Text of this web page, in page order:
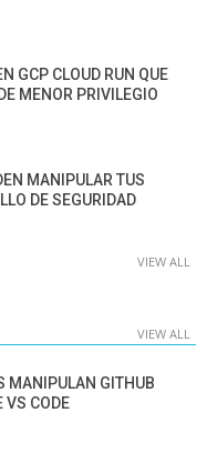
GCP CLOUD RUN QUE
MENOR PRIVILEGIO
MANIPULAR TUS
DE SEGURIDAD
VIEW ALL
VIEW ALL
MANIPULAN GITHUB
VS CODE